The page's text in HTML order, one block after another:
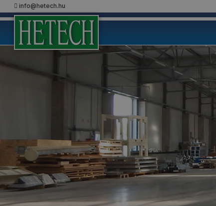
info@hetech.hu